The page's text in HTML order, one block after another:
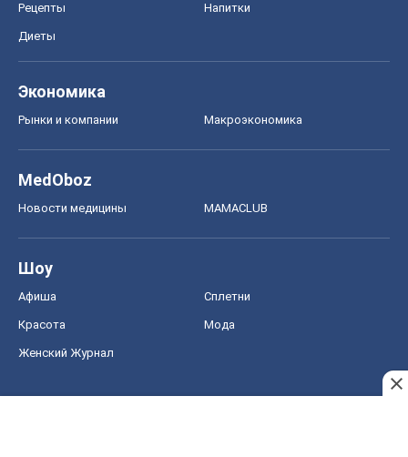
Рецепты Напитки
Диеты
Экономика
Рынки и компании Mакроэкономика
MedOboz
Новости медицины MAMACLUB
Шоу
Афиша Сплетни
Красота Мода
Женский Журнал